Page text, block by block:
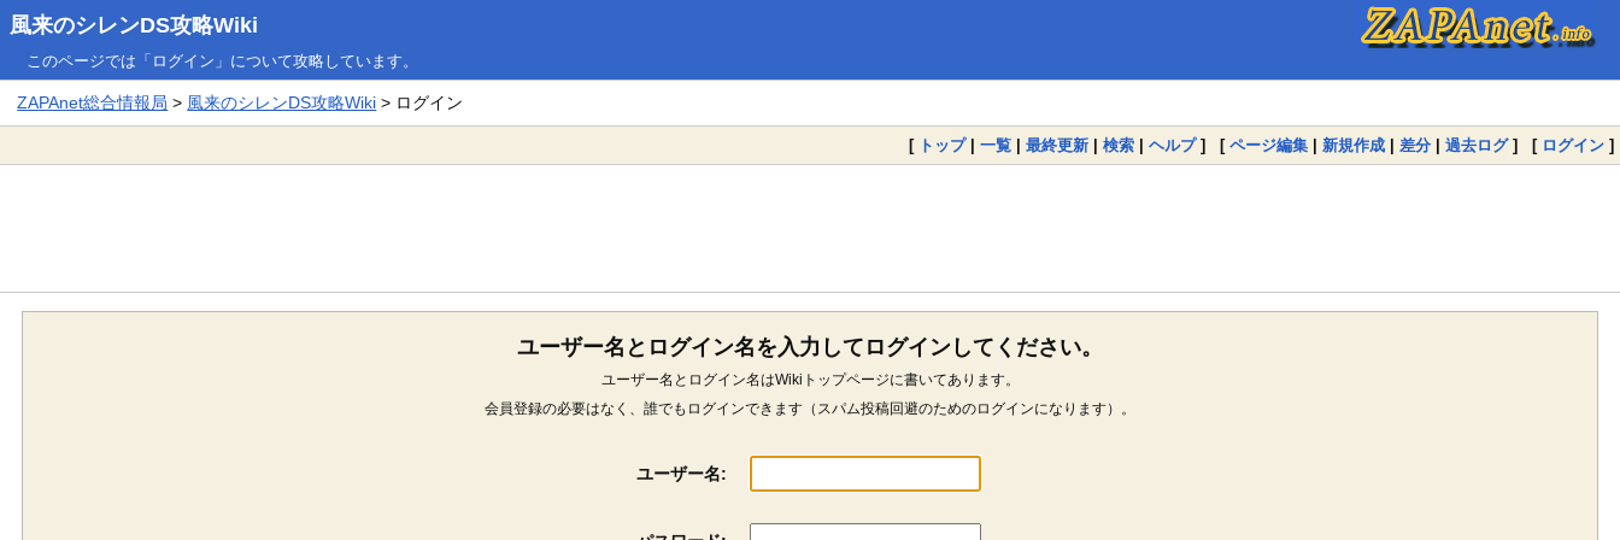
風来のシレンDS攻略Wiki
このページでは「ログイン」について攻略しています。
ZAPAnet総合情報局 > 風来のシレンDS攻略Wiki > ログイン
[ トップ| 一覧 | 最終更新 | 検索 | ヘルプ] [ ページ編集 | 新規作成 | 差分 | 過去ログ] [ ログイン ]
ユーザー名とログイン名を入力してログインしてください。
ユーザー名とログイン名はWikiトップページに書いてあります。
会員登録の必要はなく、誰でもログインできます（スパム投稿回避のためのログインになります）。
ユーザー名: